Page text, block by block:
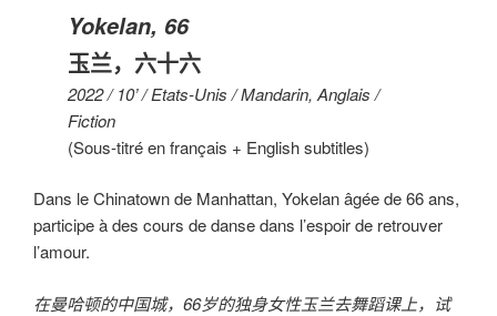
Yokelan, 66
玉兰，六十六
2022 / 10’ / Etats-Unis / Mandarin, Anglais /
Fiction
(Sous-titré en français + English subtitles)
Dans le Chinatown de Manhattan, Yokelan âgée de 66 ans,
participe à des cours de danse dans l’espoir de retrouver
l’amour.
在曼哈顿的中国城，66岁的独身女性玉兰去舞蹈课上，试